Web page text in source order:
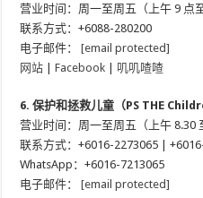
营业时间：周一至周五（上午 9 点
联系方式：+6088-280200
电子邮件：[email protected]
网站 |Facebook 叽叽喳喳
6. 保护和拯救儿童（PS THE
营业时间：周一至周五（上午 8.30
联系方式：+6016-2273065 |
WhatsApp：+6016-7213065
电子邮件：[email protected]